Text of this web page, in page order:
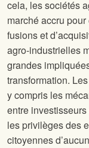
cela, les sociétés
marché accru
fusions et
agro-industrielles
grandes
transformation.
y compris les
entre
les privilèges des
citoyennes